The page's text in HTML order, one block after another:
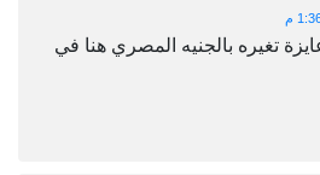
تغيره بالجنيه المصري هنا في